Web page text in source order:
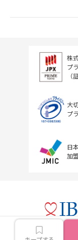
株
プ
（
大
プ
日
加